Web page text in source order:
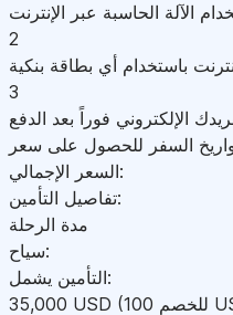
الآلة الحاسبة عبر الإنترنت
2
باستخدام أي بطاقة بنكية
3
الإلكتروني فوراً بعد الدفع
السفر للحصول على سعر
السعر الإجمالي:
تفاصيل التأمين:
مدة الرحلة
سياح:
التأمين يشمل:
35,000 USD